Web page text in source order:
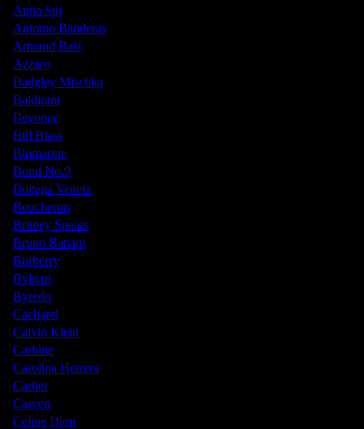
Anna Sui
Antonio Banderas
Armand Basi
Azzaro
Badgley Mischka
Baldinini
Beyonce
Bill Blass
Blumarine
Bond No.9
Bottega Veneta
Boucheron
Britney Spears
Bruno Banani
Burberry
Bvlgari
Byredo
Cacharel
Calvin Klein
Carbine
Carolina Herrera
Cartier
Carven
Celine Dion